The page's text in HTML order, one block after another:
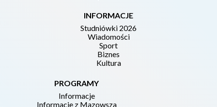
INFORMACJE
Studniówki 2026
Wiadomości
Sport
Biznes
Kultura
PROGRAMY
Informacje
Informacje z Mazowsza